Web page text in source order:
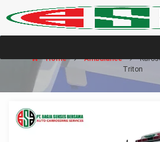
Home Ambulance
Triton